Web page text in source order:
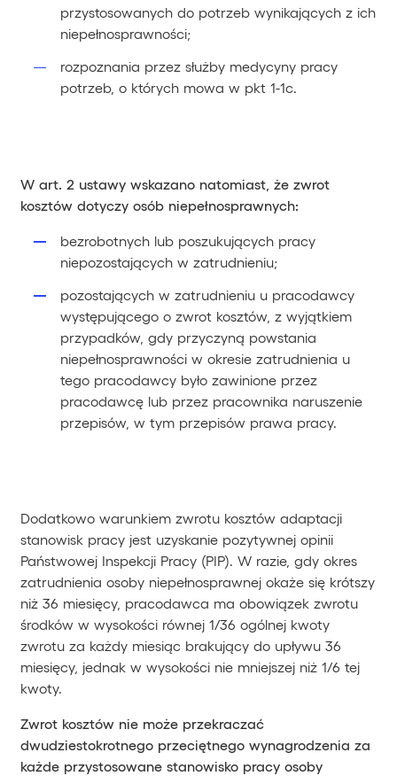
przystosowanych do potrzeb wynikających z ich
niepełnosprawności;
rozpoznania przez służby medycyny pracy
potrzeb, o których mowa w pkt 1-1c.
W art. 2 ustawy wskazano natomiast, że zwrot
kosztów dotyczy osób niepełnosprawnych:
bezrobotnych lub poszukujących pracy
niepozostających w zatrudnieniu;
pozostających w zatrudnieniu u pracodawcy
występującego o zwrot kosztów, z wyjątkiem
przypadków, gdy przyczyną powstania
niepełnosprawności w okresie zatrudnienia u
tego pracodawcy było zawinione przez
pracodawcę lub przez pracownika naruszenie
przepisów, w tym przepisów prawa pracy.
Dodatkowo warunkiem zwrotu kosztów adaptacji
stanowisk pracy jest uzyskanie pozytywnej opinii
Państwowej Inspekcji Pracy (PIP). W razie, gdy okres
zatrudnienia osoby niepełnosprawnej okaże się krótszy
niż 36 miesięcy, pracodawca ma obowiązek zwrotu
środków w wysokości równej 1/36 ogólnej kwoty
zwrotu za każdy miesiąc brakujący do upływu 36
miesięcy, jednak w wysokości nie mniejszej niż 1/6 tej
kwoty.
Zwrot kosztów nie może przekraczać
dwudziestokrotnego przeciętnego wynagrodzenia za
każde przystosowane stanowisko pracy osoby